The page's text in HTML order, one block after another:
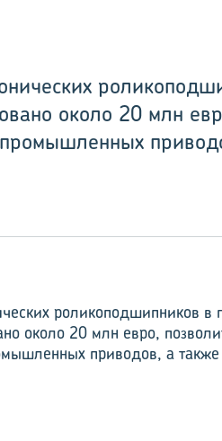
около 20 млн
промышленных
роликоподшипников в
около 20 млн евро,
приводов, а